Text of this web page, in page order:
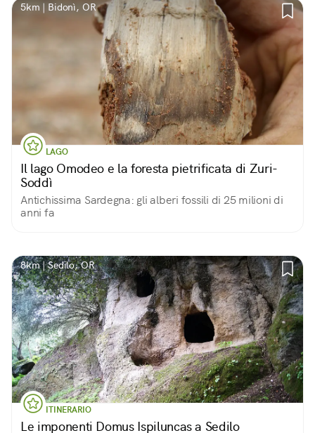
5km | Bidonì, OR
LAGO
Il lago Omodeo e la foresta pietrificata di Zuri-
Soddì
Antichissima Sardegna: gli alberi fossili di 25 milioni di
anni fa
8km | Sedilo, OR
ITINERARIO
Le imponenti Domus Ispiluncas a Sedilo